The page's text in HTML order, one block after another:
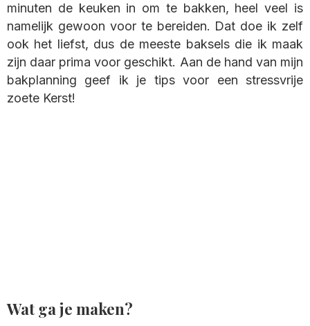
minuten de keuken in om te bakken, heel veel is
namelijk gewoon voor te bereiden. Dat doe ik zelf
ook het liefst, dus de meeste baksels die ik maak
zijn daar prima voor geschikt. Aan de hand van mijn
bakplanning geef ik je tips voor een stressvrije
zoete Kerst!
Wat ga je maken?